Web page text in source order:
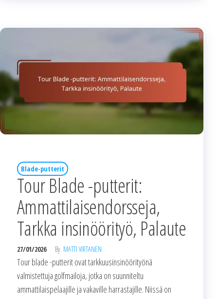
Blade-putterit
Tour Blade -putterit:
Ammattilaisendorsseja,
Tarkka insinöörityö, Palaute
27/01/2026 By MATTI VIRTANEN
Tour blade -putterit ovat tarkkuusinsinöörityönä
valmistettuja golfmailoja, jotka on suunniteltu
ammattilaispelaajille ja vakaville harrastajille. Niissä on